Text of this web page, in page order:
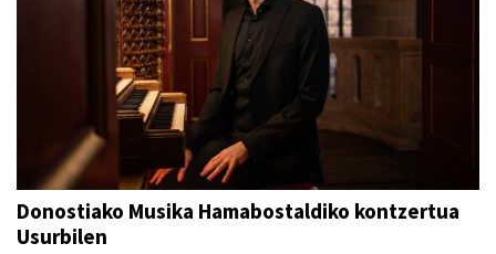
Donostiako Musika Hamabostaldiko kontzertua
Usurbilen